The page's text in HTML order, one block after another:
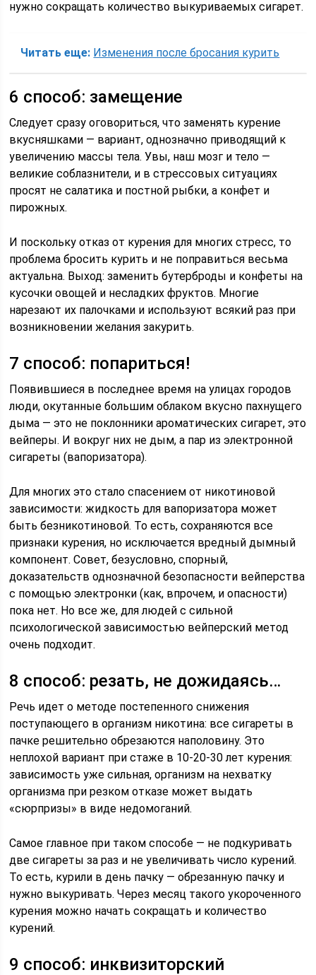
нужно сокращать количество выкуриваемых сигарет.
Читать еще: Изменения после бросания курить
6 способ: замещение
Следует сразу оговориться, что заменять курение
вкусняшками — вариант, однозначно приводящий к
увеличению массы тела. Увы, наш мозг и тело —
великие соблазнители, и в стрессовых ситуациях
просят не салатика и постной рыбки, а конфет и
пирожных.
И поскольку отказ от курения для многих стресс, то
проблема бросить курить и не поправиться весьма
актуальна. Выход: заменить бутерброды и конфеты на
кусочки овощей и несладких фруктов. Многие
нарезают их палочками и используют всякий раз при
возникновении желания закурить.
7 способ: попариться!
Появившиеся в последнее время на улицах городов
люди, окутанные большим облаком вкусно пахнущего
дыма — это не поклонники ароматических сигарет, это
вейперы. И вокруг них не дым, а пар из электронной
сигареты (вапоризатора).
Для многих это стало спасением от никотиновой
зависимости: жидкость для вапоризатора может
быть безникотиновой. То есть, сохраняются все
признаки курения, но исключается вредный дымный
компонент. Совет, безусловно, спорный,
доказательств однозначной безопасности вейперства
с помощью электронки (как, впрочем, и опасности)
пока нет. Но все же, для людей с сильной
психологической зависимостью вейперский метод
очень подходит.
8 способ: резать, не дожидаясь…
Речь идет о методе постепенного снижения
поступающего в организм никотина: все сигареты в
пачке решительно обрезаются наполовину. Это
неплохой вариант при стаже в 10-20-30 лет курения:
зависимость уже сильная, организм на нехватку
организма при резком отказе может выдать
«сюрпризы» в виде недомоганий.
Самое главное при таком способе — не подкуривать
две сигареты за раз и не увеличивать число курений.
То есть, курили в день пачку — обрезанную пачку и
нужно выкуривать. Через месяц такого укороченного
курения можно начать сокращать и количество
курений.
9 способ: инквизиторский